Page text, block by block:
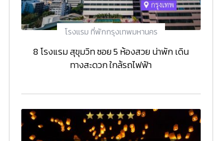
โรงแรม ที่พักกรุงเทพมหานคร
8 โรงแรม สุขุมวิท ซอย 5 ห้องสวย น่าพัก เดิน
ทางสะดวก ใกล้รถไฟฟ้า